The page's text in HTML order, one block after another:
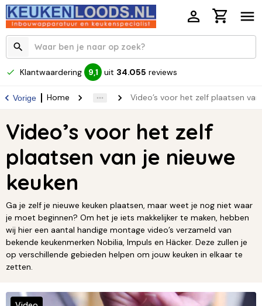
Klantwaardering 9,1 uit 34.055 reviews
Vorige Home Video’s voor het zelf plaatsen
Video’s voor het zelf
plaatsen van je nieuwe
keuken
Ga je zelf je nieuwe keuken plaatsen, maar weet je nog niet waar
je moet beginnen? Om het je iets makkelijker te maken, hebben
wij hier een aantal handige montage video’s verzameld van
bekende keukenmerken Nobilia, Impuls en Häcker. Deze zullen je
op verschillende gebieden helpen om jouw keuken in elkaar te
zetten.